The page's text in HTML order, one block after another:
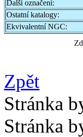
Další označení:
Ostatní katalogy:
Ekvivalentní NGC:
Zpět
Stránka
Stránka